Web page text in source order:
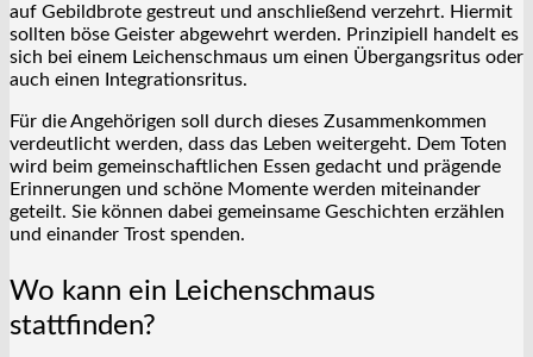
auf Gebildbrote gestreut und anschließend verzehrt. Hiermit
sollten böse Geister abgewehrt werden. Prinzipiell handelt es
sich bei einem Leichenschmaus um einen Übergangsritus oder
auch einen Integrationsritus.
Für die Angehörigen soll durch dieses Zusammenkommen
verdeutlicht werden, dass das Leben weitergeht. Dem Toten
wird beim gemeinschaftlichen Essen gedacht und prägende
Erinnerungen und schöne Momente werden miteinander
geteilt. Sie können dabei gemeinsame Geschichten erzählen
und einander Trost spenden.
Wo kann ein Leichenschmaus
stattfinden?